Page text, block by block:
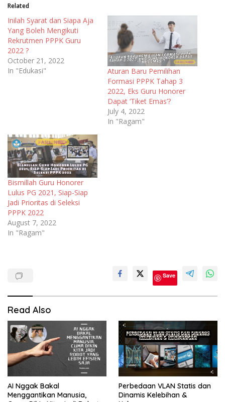
Related
Inilah Syarat dan Siapa Aja
Yang Boleh Mengikuti
Rekrutmen PPPK Guru
2022 ?
October 21, 2022
In "Edukasi"
Aturan Baru Pemilihan
Formasi PPPK Tahap 3
2022, Eks Guru Honorer
Dapat ‘Tiket Emas’?
July 4, 2022
In "Ragam"
Bismillah Guru Honorer
Lulus PG 2021, Siap-Siap
Jadi Prioritas di Seleksi
PPPK 2022
August 7, 2022
In "Ragam"
P3k
PPPK
2021
PPPK
2022
Seleksi
CPNS
PPPK
Seleksi
Save
Read Also
AI Nggak Bakal
Menggantikan Manusia,
Perbedaan VLAN Statis dan
Dinamis Kelebihan &